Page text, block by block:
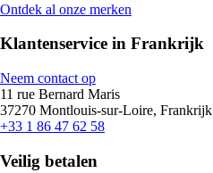
Ontdek al onze merken
Klantenservice in Frankrijk
Neem contact op
11 rue Bernard Maris
37270 Montlouis-sur-Loire, Frankrijk
+33 1 86 47 62 58
Veilig betalen